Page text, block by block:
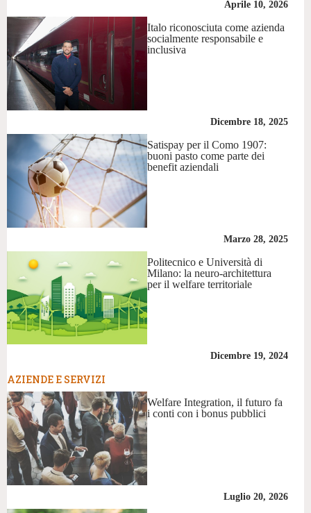
Aprile 10, 2026
Italo riconosciuta come azienda
socialmente responsabile e
inclusiva
Dicembre 18, 2025
Satispay per il Como 1907:
buoni pasto come parte dei
benefit aziendali
Marzo 28, 2025
Politecnico e Università di
Milano: la neuro-architettura
per il welfare territoriale
Dicembre 19, 2024
AZIENDE E SERVIZI
Welfare Integration, il futuro fa
i conti con i bonus pubblici
Luglio 20, 2026